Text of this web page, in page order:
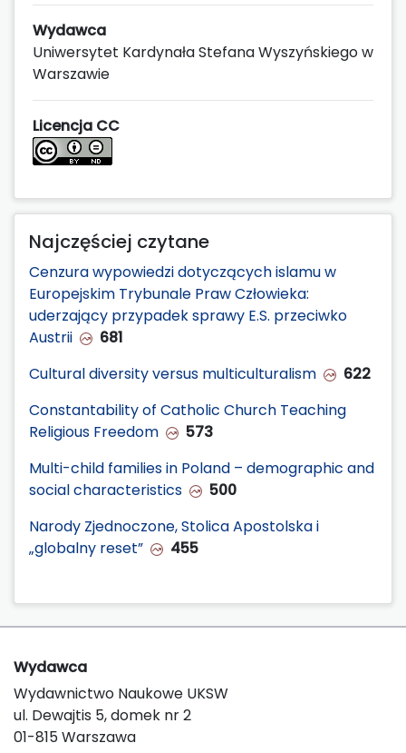
Wydawca
Uniwersytet Kardynała Stefana Wyszyńskiego w
Warszawie
Licencja CC
Najczęściej czytane
Cenzura wypowiedzi dotyczących islamu w
Europejskim Trybunale Praw Człowieka:
uderzający przypadek sprawy E.S. przeciwko
Austrii
681
Cultural diversity versus multiculturalism
622
Constantability of Catholic Church Teaching
Religious Freedom
573
Multi-child families in Poland – demographic and
social characteristics
500
Narody Zjednoczone, Stolica Apostolska i
„globalny reset”
455
Wydawca
Wydawnictwo Naukowe UKSW
ul. Dewajtis 5, domek nr 2
01-815 Warszawa